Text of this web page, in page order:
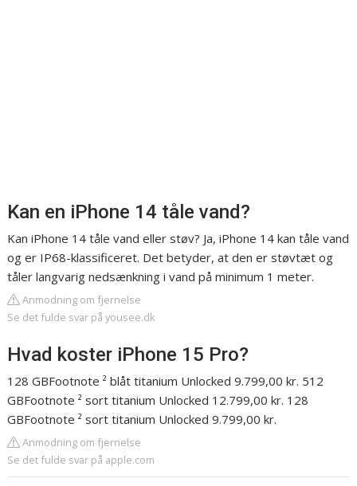
Kan en iPhone 14 tåle vand?
Kan iPhone 14 tåle vand eller støv? Ja, iPhone 14 kan tåle vand
og er IP68-klassificeret. Det betyder, at den er støvtæt og
tåler langvarig nedsænkning i vand på minimum 1 meter.
Anmodning om fjernelse
Se det fulde svar på yousee.dk
Hvad koster iPhone 15 Pro?
128 GBFootnote ² blåt titanium Unlocked 9.799,00 kr. 512
GBFootnote ² sort titanium Unlocked 12.799,00 kr. 128
GBFootnote ² sort titanium Unlocked 9.799,00 kr.
Anmodning om fjernelse
Se det fulde svar på apple.com